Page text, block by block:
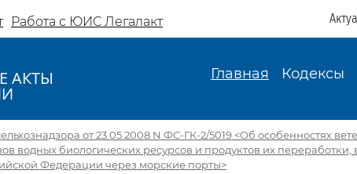
Работа с ЮИС Легалакт
АКТЫ Главная Кодексы
от 23.05.2008 N ФС-ГК-2/5019 <Об особенностях
водных биологических ресурсов и продуктов их переработки,
Федерации через морские порты>